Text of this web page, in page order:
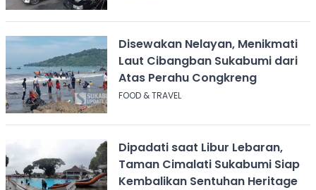
Disewakan Nelayan, Menikmati
Laut Cibangban Sukabumi dari
Atas Perahu Congkreng
FOOD & TRAVEL
Dipadati saat Libur Lebaran,
Taman Cimalati Sukabumi Siap
Kembalikan Sentuhan Heritage